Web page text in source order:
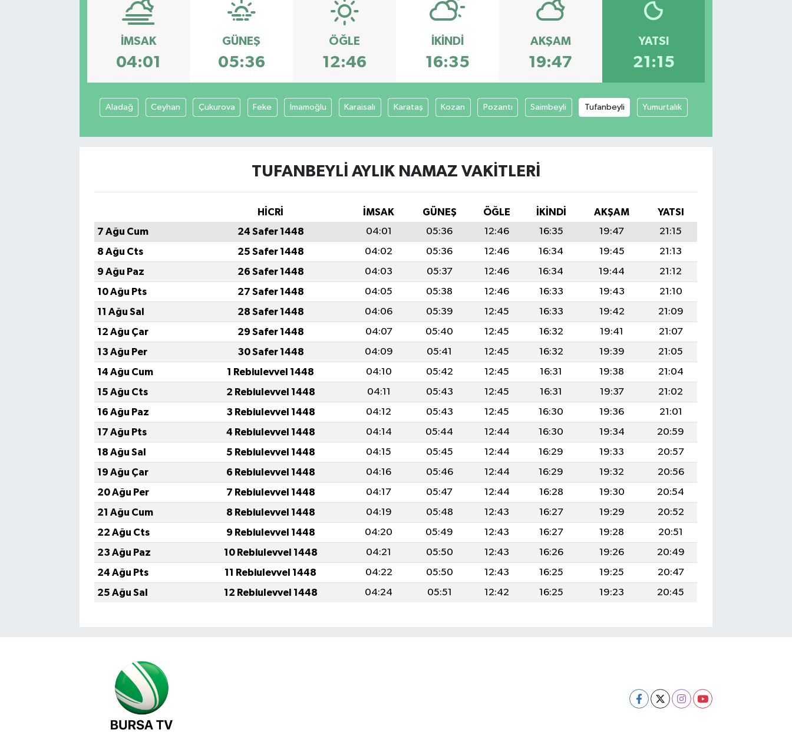
İMSAK
04:01
GÜNEŞ
05:36
ÖĞLE
12:46
İKINDI
16:35
AKŞAM
19:47
YATSI
21:15
Aladağ Ceyhan Çukurova Feke İmamoğlu Karaisalı Karataş Kozan Pozantı Saimbeyli Tufanbeyli Yumurtalık
TUFANBEYLI AYLIK NAMAZ VAKITLERI
HİCRİ İMSAK GÜNEŞ ÖĞLE İKINDI AKŞAM
YATSI
7 Ağu Cum
24 Safer 1448 04:01 05:36 12:46 16:35 19:47
21:15
8 Ağu Cts
25 Safer 1448 04:02 05:36 12:46 16:34 19:45
21:13
9 Ağu Paz
26 Safer 1448 04:03 05:37 12:46 16:34 19:44
21:12
10 Ağu Pts
27 Safer 1448 04:05 05:38 12:46 16:33 19:43
21:10
11 Ağu Sal
28 Safer 1448 04:06 05:39 12:45 16:33 19:42
21:09
12 Ağu Çar
29 Safer 1448 04:07 05:40 12:45 16:32 19:41
21:07
13 Ağu Per
30 Safer 1448 04:09 05:41 12:45 16:32 19:39
21:05
14 Ağu Cum
1 Rebiulevvel 1448 04:10 05:42 12:45 16:31 19:38
21:04
15 Ağu Cts
2 Rebiulevvel 1448 04:11 05:43 12:45 16:31 19:37
21:02
16 Ağu Paz
3 Rebiulevvel 1448 04:12 05:43 12:45 16:30 19:36
21:01
17 Ağu Pts
4 Rebiulevvel 1448 04:14 05:44 12:44 16:30 19:34
20:59
18 Ağu Sal
5 Rebiulevvel 1448 04:15 05:45 12:44 16:29 19:33
20:57
19 Ağu Çar
6 Rebiulevvel 1448 04:16 05:46 12:44 16:29 19:32
20:56
20 Ağu Per
7 Rebiulevvel 1448 04:17 05:47 12:44 16:28 19:30
20:54
21 Ağu Cum
8 Rebiulevvel 1448 04:19 05:48 12:43 16:27 19:29
20:52
22 Ağu Cts
9 Rebiulevvel 1448 04:20 05:49 12:43 16:27 19:28
20:51
23 Ağu Paz
10 Rebiulevvel 1448 04:21 05:50 12:43 16:26 19:26
20:49
24 Ağu Pts
11 Rebiulevvel 1448 04:22 05:50 12:43 16:25 19:25
20:47
25 Ağu Sal
12 Rebiulevvel 1448 04:24 05:51 12:42 16:25 19:23 20:45